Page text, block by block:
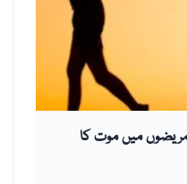
میں موت کا